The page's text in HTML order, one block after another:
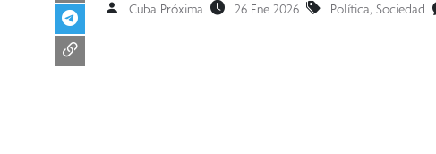
Cuba Próxima 26 Ene 2026 Política, Sociedad